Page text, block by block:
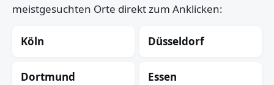
meistgesuchten Orte direkt zum Anklicken:
Köln Düsseldorf
Dortmund Essen